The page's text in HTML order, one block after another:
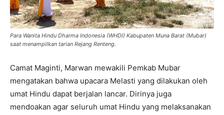
Para Wanita Hindu Dharma Indonesia (WHDI) Kabupaten Muna Barat (Mubar)
saat menampilkan tarian Rejang Renteng.
Camat Maginti, Marwan mewakili Pemkab Mubar
mengatakan bahwa upacara Melasti yang dilakukan oleh
umat Hindu dapat berjalan lancar. Dirinya juga
mendoakan agar seluruh umat Hindu yang melaksanakan